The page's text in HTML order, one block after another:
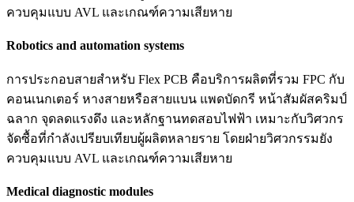
ควบคุมแบบ AVL และเกณฑ์ความเสียหาย
Robotics and automation systems
การประกอบสายสำหรับ Flex PCB คือบริการผลิตที่รวม FPC กับ
คอนเนกเตอร์ หางสายหรือสายแบน แพดบัดกรี หน้าสัมผัสคริมป์
ฉลาก จุดลดแรงดึง และหลักฐานทดสอบไฟฟ้า เหมาะกับวิศวกร
จัดซื้อที่กำลังเปรียบเทียบผู้ผลิตหลายราย โดยฝ่ายวิศวกรรมยัง
ควบคุมแบบ AVL และเกณฑ์ความเสียหาย
Medical diagnostic modules